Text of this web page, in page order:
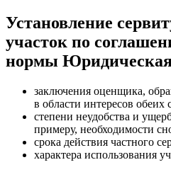
Установление
участок по
нормы Юридическая
заключения оценщика,
в области интересов обеих
степени неудобства и
примеру, необходимости
срока действия частного
характера использования